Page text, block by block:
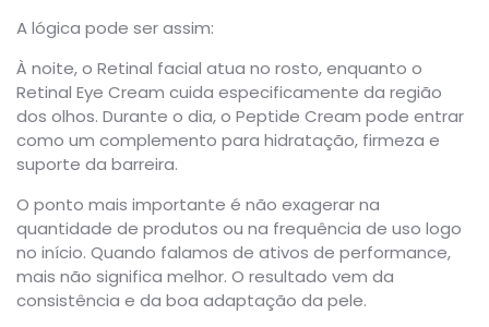
A lógica pode ser assim:
À noite, o Retinal facial atua no rosto, enquanto o
Retinal Eye Cream cuida especificamente da região
dos olhos. Durante o dia, o Peptide Cream pode entrar
como um complemento para hidratação, firmeza e
suporte da barreira.
O ponto mais importante é não exagerar na
quantidade de produtos ou na frequência de uso logo
no início. Quando falamos de ativos de performance,
mais não significa melhor. O resultado vem da
consistência e da boa adaptação da pele.